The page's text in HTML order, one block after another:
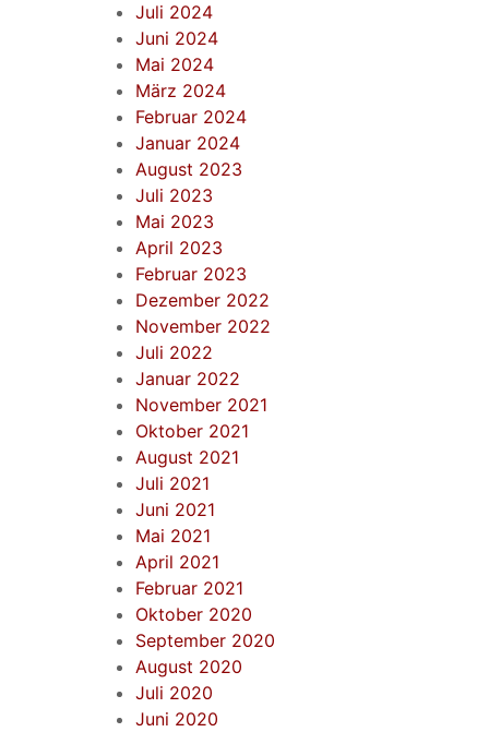
Juli 2024
Juni 2024
Mai 2024
März 2024
Februar 2024
Januar 2024
August 2023
Juli 2023
Mai 2023
April 2023
Februar 2023
Dezember 2022
November 2022
Juli 2022
Januar 2022
November 2021
Oktober 2021
August 2021
Juli 2021
Juni 2021
Mai 2021
April 2021
Februar 2021
Oktober 2020
September 2020
August 2020
Juli 2020
Juni 2020